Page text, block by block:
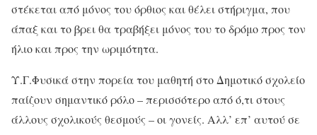
στέκεται από μόνος του όρθιος και θέλει στήριγμα, που
άπαξ και το βρει θα τραβήξει μόνος του το δρόμο προς τον
ήλιο και προς την ωριμότητα.
Υ.Γ.Φυσικά στην πορεία του μαθητή στο Δημοτικό σχολείο
παίζουν σημαντικό ρόλο – περισσότερο από ό,τι στους
άλλους σχολικούς θεσμούς – οι γονείς. Αλλ’ επ’ αυτού σε